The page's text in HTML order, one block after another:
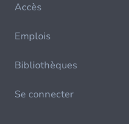
Accès
Emplois
Bibliothèques
Se connecter